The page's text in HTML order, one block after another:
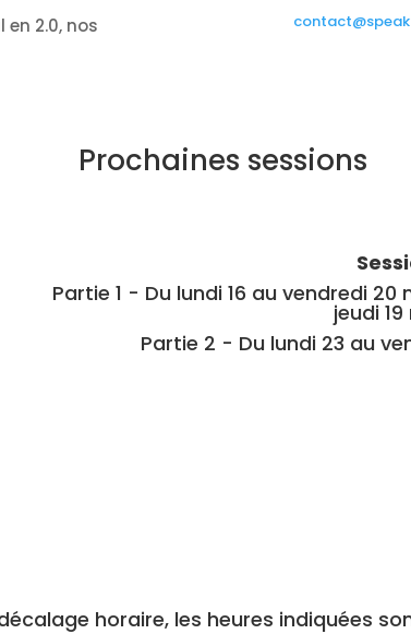
2.0, nos
Prochaines sessions
Partie 1 - Du lundi 16 au vendredi
jeudi
Partie 2 - Du lundi 23 au
horaire, les heures indiquées